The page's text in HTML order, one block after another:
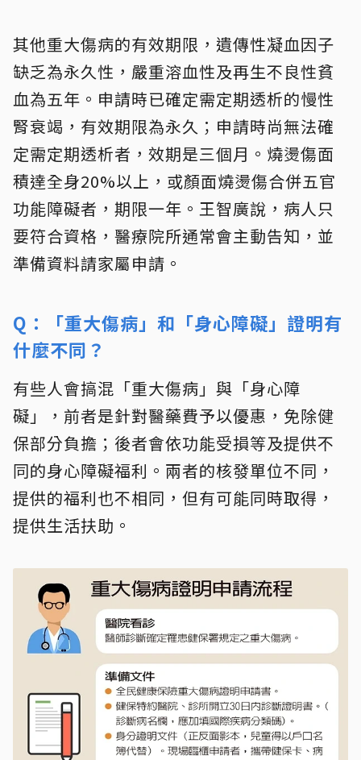
其他重大傷病的有效期限，遺傳性凝血因子
缺乏為永久性，嚴重溶血性及再生不良性貧
血為五年。申請時已確定需定期透析的慢性
腎衰竭，有效期限為永久；申請時尚無法確
定需定期透析者，效期是三個月。燒燙傷面
積達全身20%以上，或顏面燒燙傷合併五官
功能障礙者，期限一年。王智廣說，病人只
要符合資格，醫療院所通常會主動告知，並
準備資料請家屬申請。
Q：「重大傷病」和「身心障礙」證明有
什麼不同？
有些人會搞混「重大傷病」與「身心障
礙」，前者是針對醫藥費予以優惠，免除健
保部分負擔；後者會依功能受損等及提供不
同的身心障礙福利。兩者的核發單位不同，
提供的福利也不相同，但有可能同時取得，
提供生活扶助。